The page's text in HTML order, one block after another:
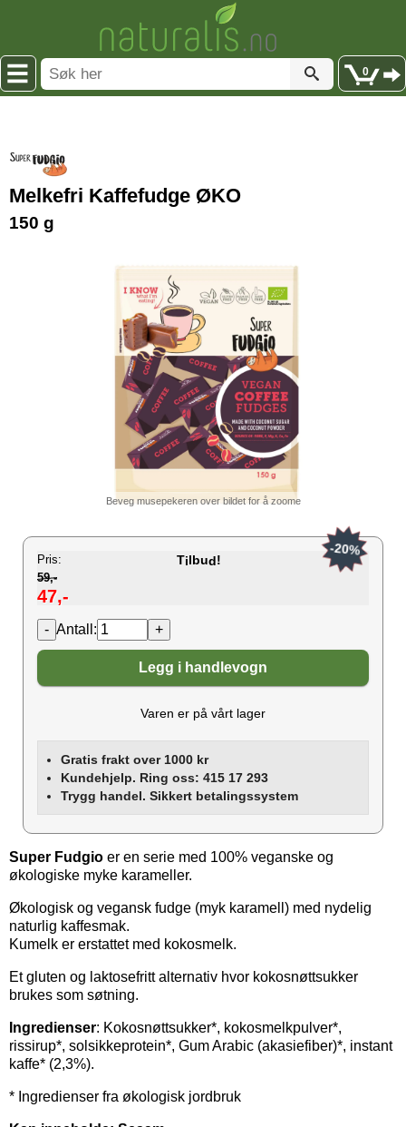
0
Melkefri Kaffefudge ØKO
150 g
Beveg musepekeren over bildet for å zoome
Pris: Tilbud!
59,-
47,-
-20%
Antall:
Legg i handlevogn
Varen er på vårt lager
Gratis frakt over 1000 kr
Kundehjelp. Ring oss: 415 17 293
Trygg handel. Sikkert betalingssystem
Super Fudgio er en serie med 100% veganske og
økologiske myke karameller.
Økologisk og vegansk fudge (myk karamell) med nydelig
naturlig kaffesmak.
Kumelk er erstattet med kokosmelk.
Et gluten og laktosefritt alternativ hvor kokosnøttsukker
brukes som søtning.
Ingredienser: Kokosnøttsukker*, kokosmelkpulver*,
rissirup*, solsikkeprotein*, Gum Arabic (akasiefiber)*, instant
kaffe* (2,3%).
* Ingredienser fra økologisk jordbruk